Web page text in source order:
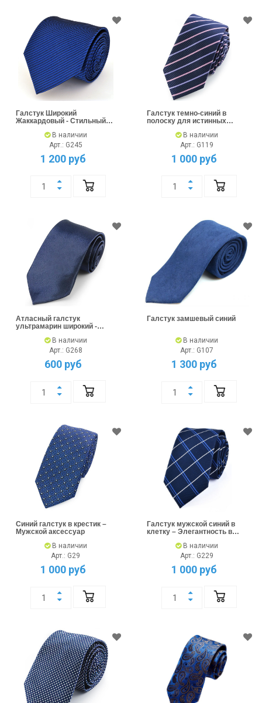
Галстук Широкий
Жаккардовый - Стильный
В наличии
Арт.: G245
1 200 руб
Галстук темно-синий в
полоску для истинных
В наличии
Арт.: G119
1 000 руб
Атласный галстук
ультрамарин широкий -
В наличии
Арт.: G268
600 руб
Галстук замшевый синий
В наличии
Арт.: G107
1 300 руб
Синий галстук в крестик –
Мужской аксессуар
В наличии
Арт.: G29
1 000 руб
Галстук мужской синий в
клетку – Элегантность в
В наличии
Арт.: G229
1 000 руб